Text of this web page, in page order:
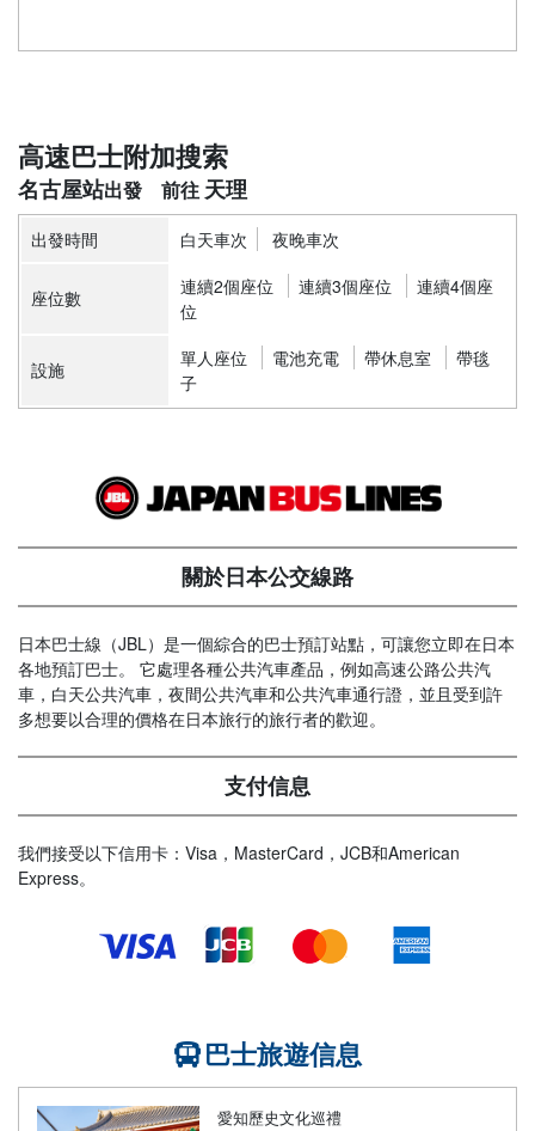
高速巴士附加搜索
名古屋站 天理
出發時間 白天車次 夜晚車次
座位數 連續2個座位 連續3個座位
連續4個座
位
設施 單人座位 電池充電 帶休息室
帶毯
子
關於日本公交線路
日本巴士線（JBL）是一個綜合的巴士預訂站點，可讓您立即在日本
各地預訂巴士。 它處理各種公共汽車產品，例如高速公路公共汽
車，白天公共汽車，夜間公共汽車和公共汽車通行證，並且受到許
多想要以合理的價格在日本旅行的旅行者的歡迎。
支付信息
我們接受以下信用卡：Visa，MasterCard，JCB和American
Express。
巴士旅遊信息
愛知歷史文化巡禮